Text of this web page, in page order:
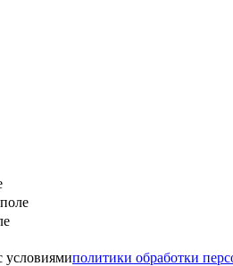
условиямиполитики обработки